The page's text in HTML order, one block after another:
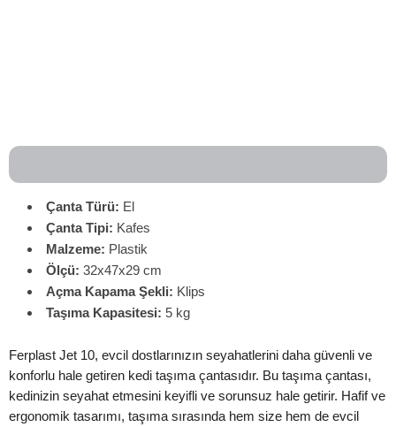
Çanta Türü: El
Çanta Tipi: Kafes
Malzeme: Plastik
Ölçü: 32x47x29 cm
Açma Kapama Şekli: Klips
Taşıma Kapasitesi: 5 kg
Ferplast Jet 10, evcil dostlarınızın seyahatlerini daha güvenli ve
konforlu hale getiren kedi taşıma çantasıdır. Bu taşıma çantası,
kedinizin seyahat etmesini keyifli ve sorunsuz hale getirir. Hafif ve
ergonomik tasarımı, taşıma sırasında hem size hem de evcil